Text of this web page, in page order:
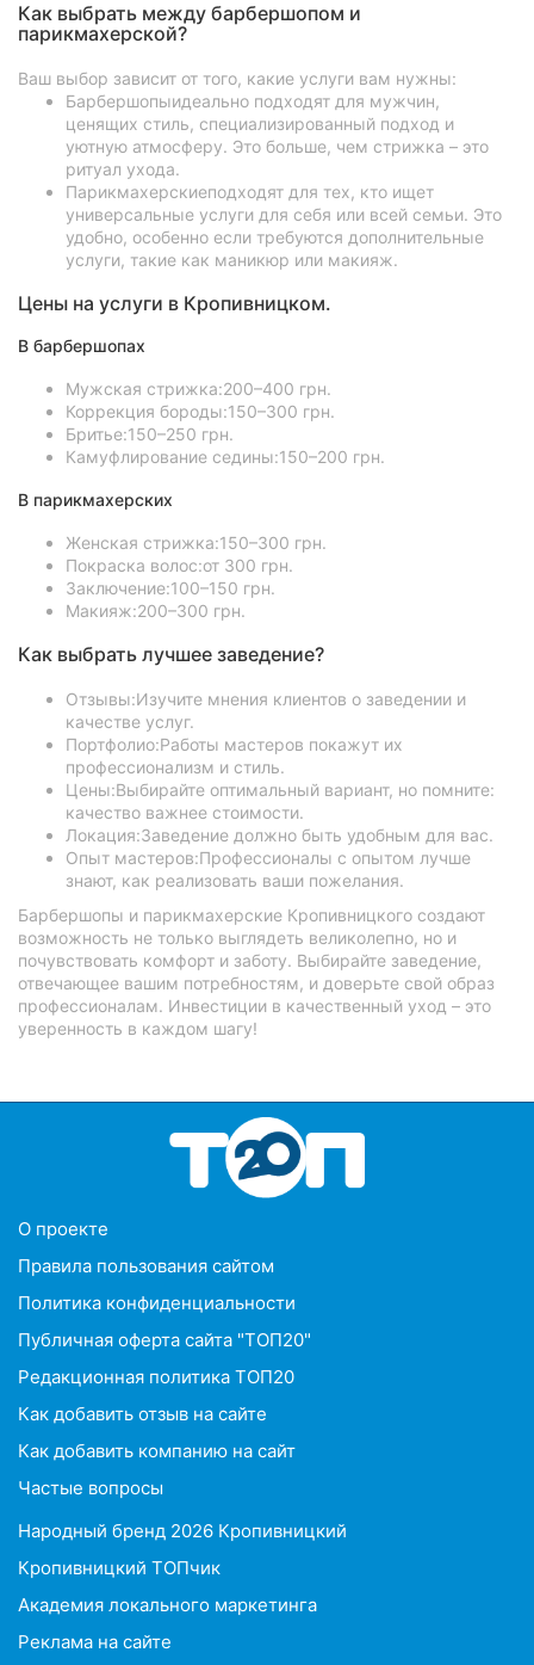
Как выбрать между барбершопом и
парикмахерской?
Ваш выбор зависит от того, какие услуги вам нужны:
Барбершопыидеально подходят для мужчин,
ценящих стиль, специализированный подход и
уютную атмосферу. Это больше, чем стрижка – это
ритуал ухода.
Парикмахерскиеподходят для тех, кто ищет
универсальные услуги для себя или всей семьи. Это
удобно, особенно если требуются дополнительные
услуги, такие как маникюр или макияж.
Цены на услуги в Кропивницком.
В барбершопах
Мужская стрижка:200–400 грн.
Коррекция бороды:150–300 грн.
Бритье:150–250 грн.
Камуфлирование седины:150–200 грн.
В парикмахерских
Женская стрижка:150–300 грн.
Покраска волос:от 300 грн.
Заключение:100–150 грн.
Макияж:200–300 грн.
Как выбрать лучшее заведение?
Отзывы:Изучите мнения клиентов о заведении и
качестве услуг.
Портфолио:Работы мастеров покажут их
профессионализм и стиль.
Цены:Выбирайте оптимальный вариант, но помните:
качество важнее стоимости.
Локация:Заведение должно быть удобным для вас.
Опыт мастеров:Профессионалы с опытом лучше
знают, как реализовать ваши пожелания.
Барбершопы и парикмахерские Кропивницкого создают
возможность не только выглядеть великолепно, но и
почувствовать комфорт и заботу. Выбирайте заведение,
отвечающее вашим потребностям, и доверьте свой образ
профессионалам. Инвестиции в качественный уход – это
уверенность в каждом шагу!
O проекте
Правила пользования сайтом
Политика конфиденциальности
Публичная оферта сайта "ТОП20"
Редакционная политика ТОП20
Как добавить отзыв на сайте
Как добавить компанию на сайт
Частые вопросы
Народный бренд 2026 Кропивницкий
Кропивницкий ТОПчик
Академия локального маркетинга
Реклама на сайте